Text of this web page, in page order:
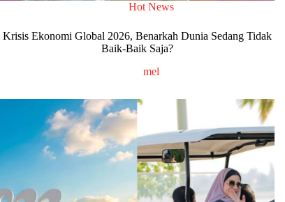
Hot News
Krisis Ekonomi Global 2026, Benarkah Dunia Sedang Tidak
Baik-Baik Saja?
mel